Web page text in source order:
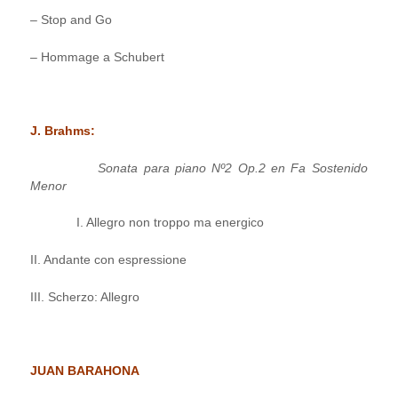
– Stop and Go
– Hommage a Schubert
J. Brahms:
Sonata para piano Nº2 Op.2 en Fa Sostenido
Menor
I. Allegro non troppo ma energico
II. Andante con espressione
III. Scherzo: Allegro
JUAN BARAHONA